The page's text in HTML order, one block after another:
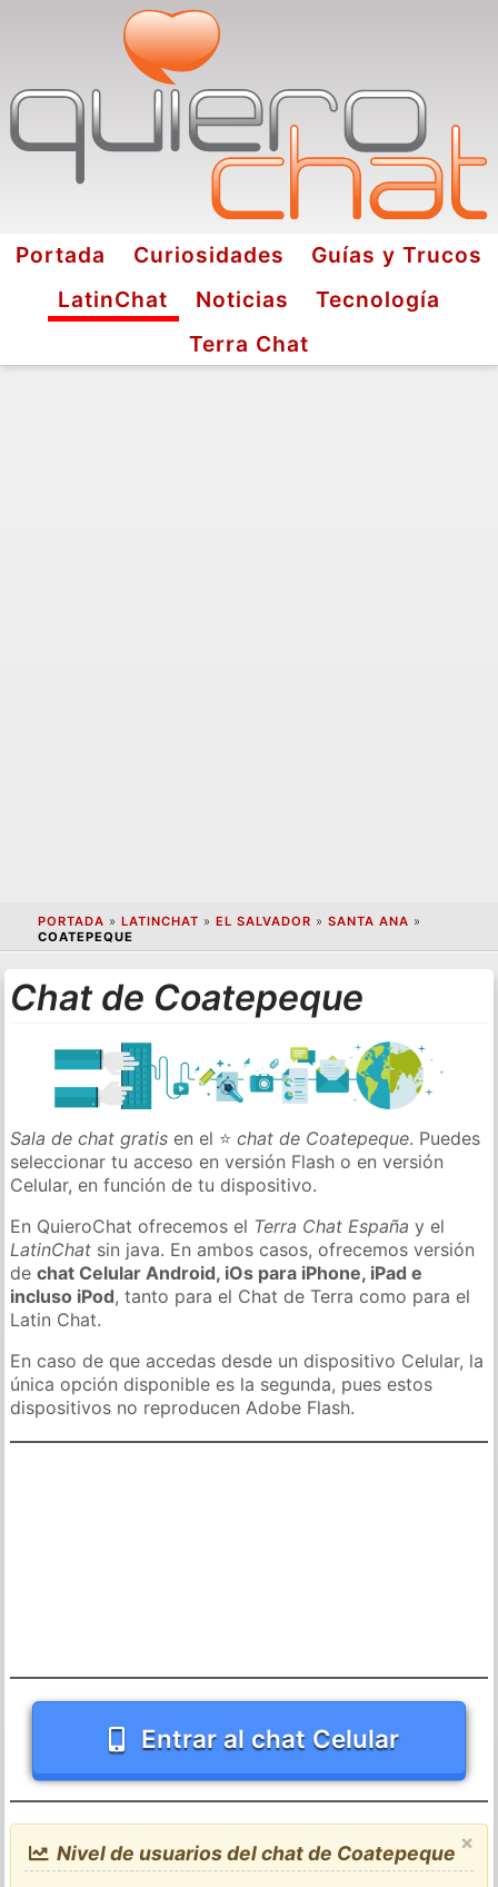
Portada Curiosidades
Guías y Trucos
LatinChat
Noticias
Tecnología
Terra Chat
PORTADA » LATINCHAT » EL SALVADOR » SANTA ANA »
COATEPEQUE
Chat de Coatepeque
Sala de chat gratis en el ⭐chat de Coatepeque. Puedes
seleccionar tu acceso en versión Flash o en versión
Celular, en función de tu dispositivo.
En QuieroChat ofrecemos el Terra Chat España y el
LatinChat sin java. En ambos casos, ofrecemos versión
dechat Celular Android, iOs para iPhone, iPad e
incluso iPod, tanto para el Chat de Terra como para el
Latin Chat.
En caso de que accedas desde un dispositivo Celular, la
única opción disponible es la segunda, pues estos
dispositivos no reproducen Adobe Flash.
Entrar al chat Celular
×
Nivel de usuarios del chat de Coatepeque